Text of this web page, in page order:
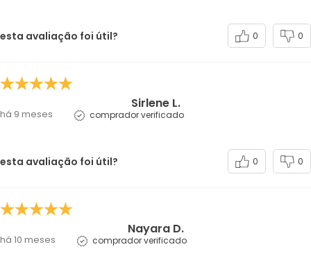
esta avaliação foi útil? 0 0
Sirlene L.
há 9 meses comprador verificado
esta avaliação foi útil? 0 0
Nayara D.
há 10 meses comprador verificado